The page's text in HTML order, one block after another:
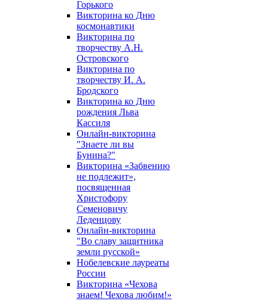
Горького
Викторина ко Дню
космонавтики
Викторина по
творчеству А.Н.
Островского
Викторина по
творчеству И. А.
Бродского
Викторина ко Дню
рождения Льва
Кассиля
Онлайн-викторина
"Знаете ли вы
Бунина?"
Викторина «Забвению
не подлежит»,
посвященная
Христофору
Семеновичу
Леденцову
Онлайн-викторина
"Во славу защитника
земли русской»
Нобелевские лауреаты
России
Викторина «Чехова
знаем! Чехова любим!»